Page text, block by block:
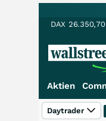
DAX 26.350,70
Aktien
Daytrader